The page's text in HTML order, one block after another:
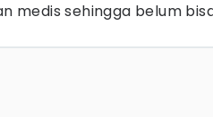
medis sehingga belum